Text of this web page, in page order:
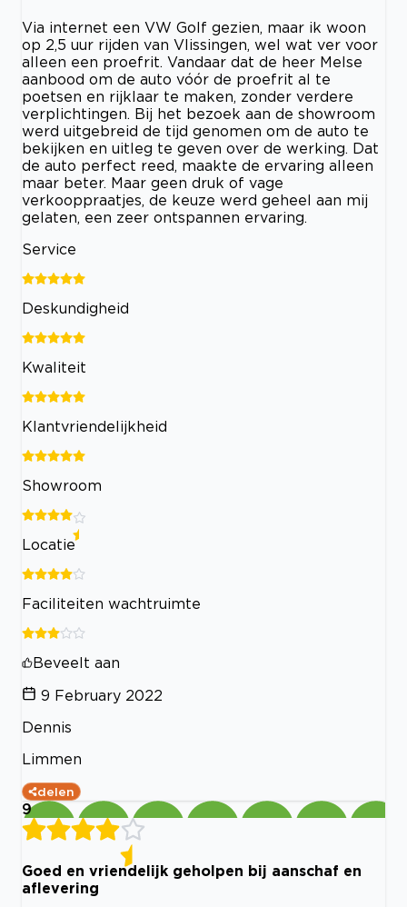
Via internet een VW Golf gezien, maar ik woon
op 2,5 uur rijden van Vlissingen, wel wat ver voor
alleen een proefrit. Vandaar dat de heer Melse
aanbood om de auto vóór de proefrit al te
poetsen en rijklaar te maken, zonder verdere
verplichtingen. Bij het bezoek aan de showroom
werd uitgebreid de tijd genomen om de auto te
bekijken en uitleg te geven over de werking. Dat
de auto perfect reed, maakte de ervaring alleen
maar beter. Maar geen druk of vage
verkooppraatjes, de keuze werd geheel aan mij
gelaten, een zeer ontspannen ervaring.
Service
Deskundigheid
Kwaliteit
Klantvriendelijkheid
Showroom
Locatie
Faciliteiten wachtruimte
Beveelt aan
9 February 2022
Dennis
Limmen
delen
9
Goed en vriendelijk geholpen bij aanschaf en
aflevering